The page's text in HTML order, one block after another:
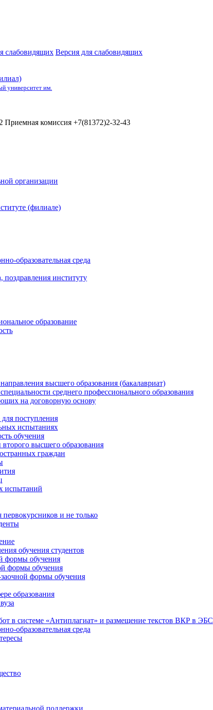
слабовидящих Версия для слабовидящих
университет им.
Приемная комиссия +7(81372)2-32-43
организации
(филиале)
образовательная среда
поздравления институту
образование
высшего образования (бакалавриат)
среднего профессионального образования
на договорную основу
поступления
испытаниях
обучения
высшего образования
граждан
испытаний
и не только
обучения студентов
формы обучения
формы обучения
формы обучения
образования
в системе «Антиплагиат» и размещение текстов ВКР в ЭБС
образовательная среда
поддержки